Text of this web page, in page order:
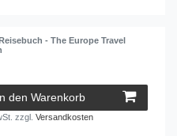
- The Europe Travel
den Warenkorb
zzgl.Versandkosten